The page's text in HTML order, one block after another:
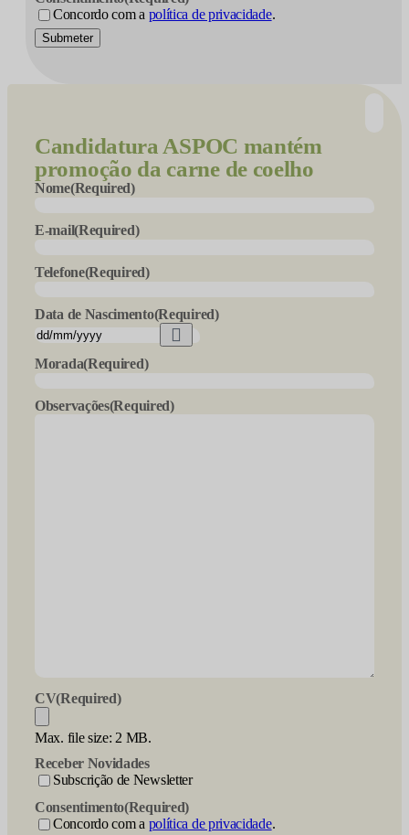
Concordo com a política de privacidade.
Submeter
Candidatura ASPOC mantém
promoção da carne de coelho
Nome(Required)
E-mail(Required)
Telefone(Required)
Data de Nascimento(Required)
Morada(Required)
Observações(Required)
CV(Required)
Max. file size: 2 MB.
Receber Novidades
Subscrição de Newsletter
Consentimento(Required)
Concordo com a política de privacidade.